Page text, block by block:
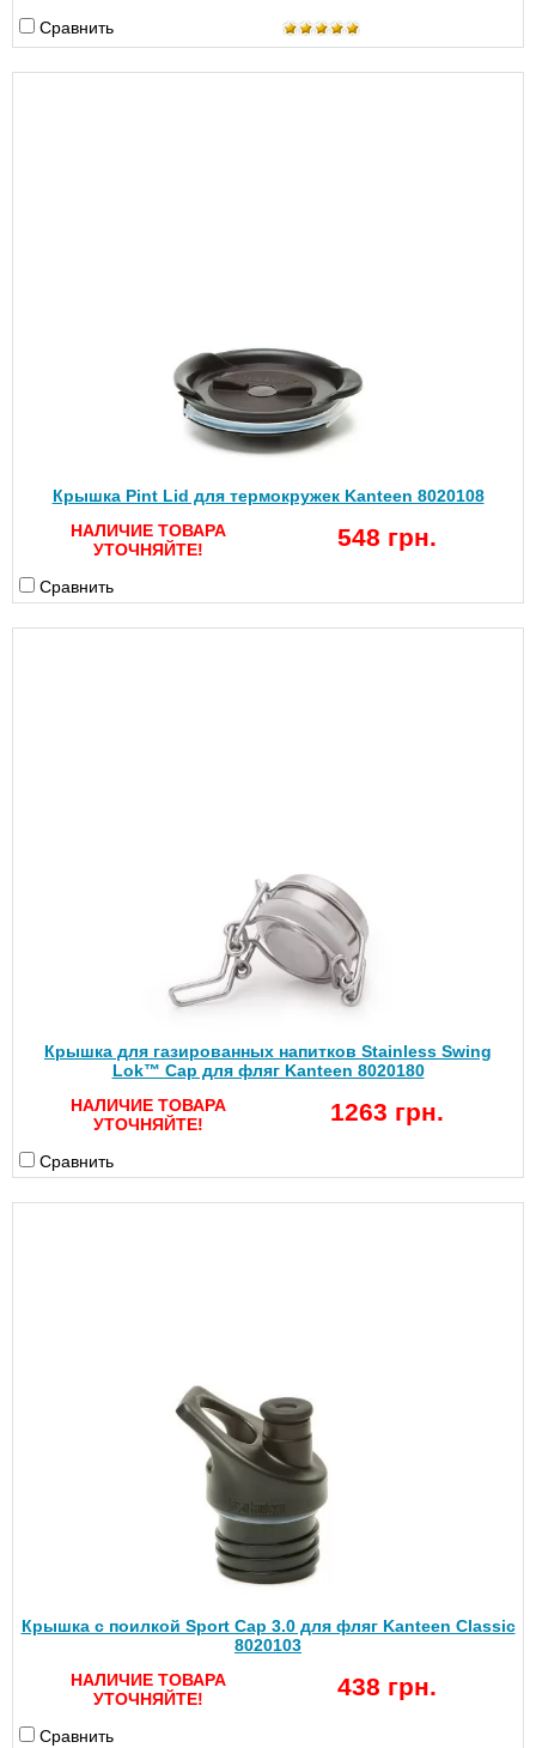
Сравнить
Крышка Pint Lid для термокружек Kanteen 8020108
НАЛИЧИЕ ТОВАРА
УТОЧНЯЙТЕ!
548 грн.
Сравнить
Крышка для газированных напитков Stainless Swing
Lok™ Cap для фляг Kanteen 8020180
НАЛИЧИЕ ТОВАРА
УТОЧНЯЙТЕ!
1263 грн.
Сравнить
Крышка с поилкой Sport Cap 3.0 для фляг Kanteen Classic
8020103
НАЛИЧИЕ ТОВАРА
УТОЧНЯЙТЕ!
438 грн.
Сравнить